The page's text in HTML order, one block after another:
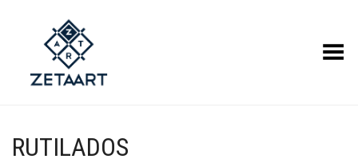
Alternar Menu
RUTILADOS